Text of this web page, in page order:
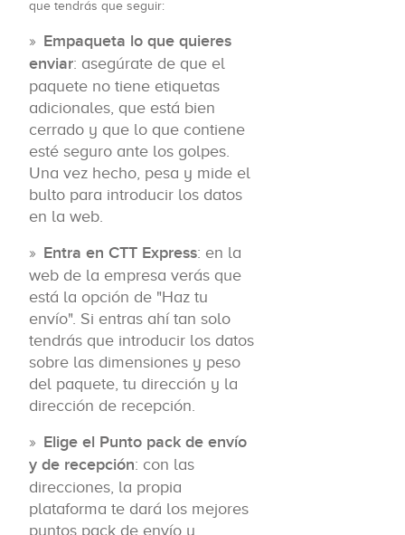
que tendrás que seguir:
Empaqueta lo que quieres
enviar: asegúrate de que el
paquete no tiene etiquetas
adicionales, que está bien
cerrado y que lo que contiene
esté seguro ante los golpes.
Una vez hecho, pesa y mide el
bulto para introducir los datos
en la web.
Entra en CTT Express: en la
web de la empresa verás que
está la opción de "Haz tu
envío". Si entras ahí tan solo
tendrás que introducir los datos
sobre las dimensiones y peso
del paquete, tu dirección y la
dirección de recepción.
Elige el Punto pack de envío
y de recepción: con las
direcciones, la propia
plataforma te dará los mejores
puntos pack de envío y